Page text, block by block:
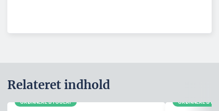
Relateret indhold
GRØNNERE BYGGERI GRØNNERE